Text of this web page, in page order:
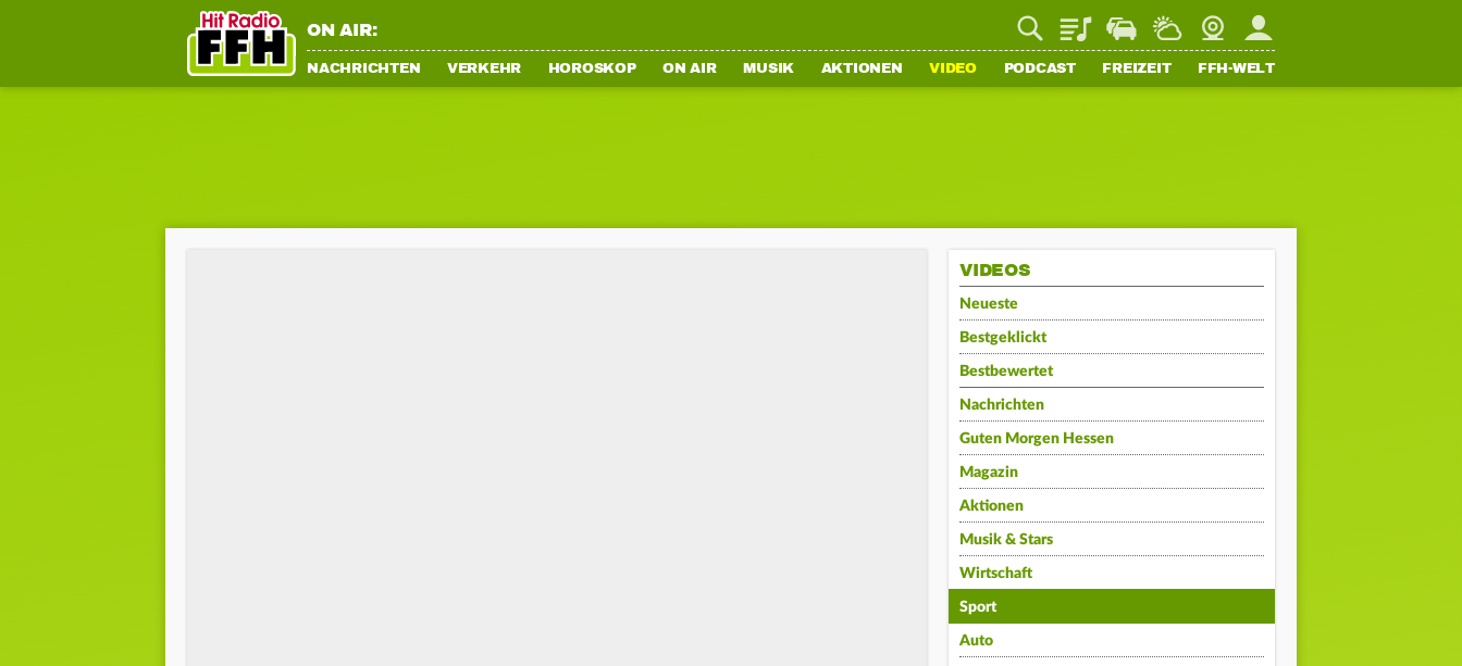
ON AIR: PlaylistStaupilotWetterWebcamMein FFH
NACHRICHTEN VERKEHR HOROSKOP ON AIR MUSIK AKTIONEN VIDEO PODCAST FREIZEIT FFH-WELT
VIDEOS
Neueste
Bestgeklickt
Bestbewertet
Nachrichten
Guten Morgen Hessen
Magazin
Aktionen
Musik & Stars
Wirtschaft
Sport
Auto